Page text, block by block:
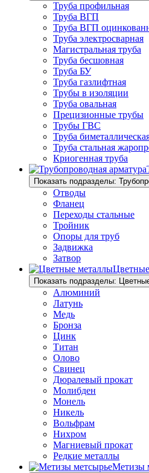
Труба профильная
Труба ВГП
Труба ВГП
Труба электросварная
Магистральная труба
Труба бесшовная
Труба БУ
Труба газлифтная
Трубы в изоляции
Труба овальная
Прецизионные трубы
Трубы ГВС
Труба
Труба стальная
Криогенная труба
Показать подразделы:
Отводы
Фланец
Переходы стальные
Тройник
Опоры для труб
Задвижка
Затвор
Показать подразделы:
Алюминий
Латунь
Медь
Бронза
Цинк
Титан
Олово
Свинец
Дюралевый прокат
Молибден
Монель
Никель
Вольфрам
Нихром
Магниевый прокат
Редкие металлы
Метизы